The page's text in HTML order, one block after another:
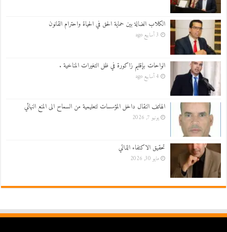
الكلاب الضالة بين حماية الحق في الحياة واحترام القانون
3 أسابيع ago
الواحات بإقليم زاكورة في ظل التغيرات المناخية .
4 أسابيع ago
الهاتف النقال داخل المؤسسات لتعليمية من السماح الى المنع النهائي
يونيو 7, 2026
تحقيق الاكتفاء الذاتي
مايو 30, 2026